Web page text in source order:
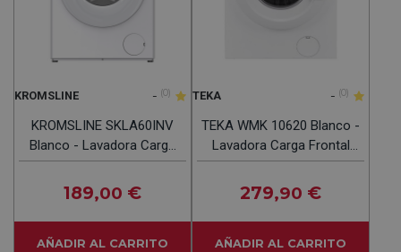
KROMSLINE - (0)
KROMSLINE SKLA60INV
Blanco - Lavadora Carga
Frontal 6KG 1200RPM
189,00 €
AÑADIR AL CARRITO
TEKA - (0)
TEKA WMK 10620 Blanco -
Lavadora Carga Frontal
6KG 1200RPM
279,90 €
AÑADIR AL CARRITO